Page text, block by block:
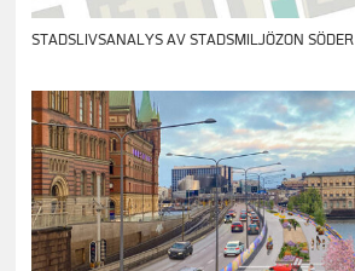
STADSLIVSANALYS AV STADSMILJÖZON SÖDER